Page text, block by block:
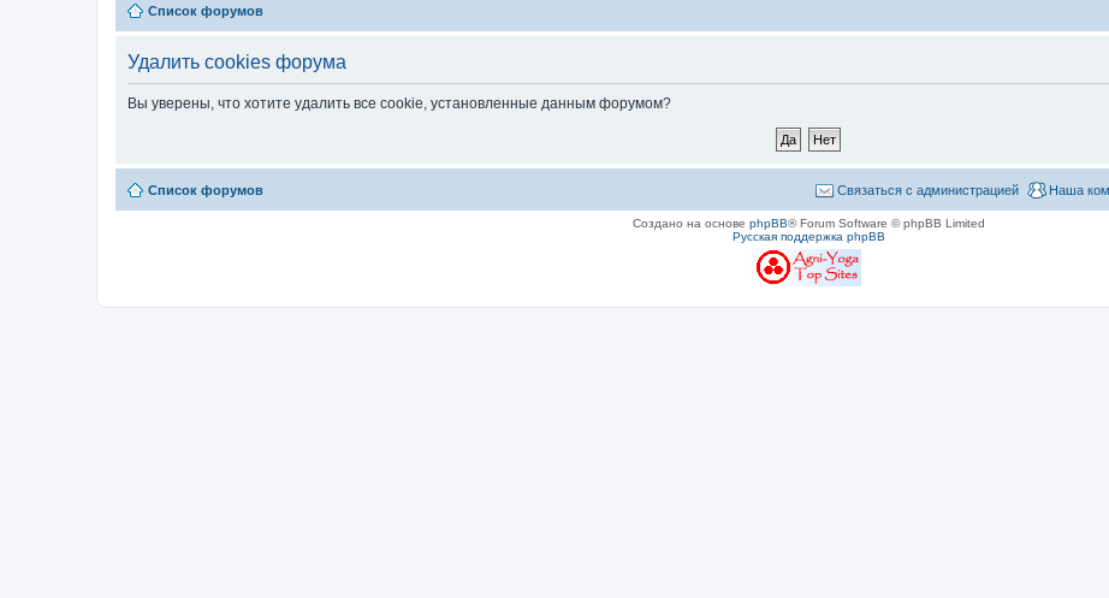
Список форумов
Удалить cookies форума
Вы уверены, что хотите удалить все cookie, установленные данным форумом?
Список форумов Наша
Связаться с администрацией
Создано на основе phpBB® Forum Software © phpBB Limited
Русская поддержка phpBB